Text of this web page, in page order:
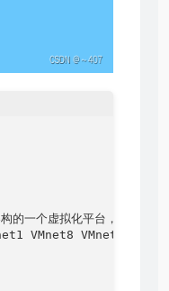
虚拟化平台，安装了一个
VMnet8 VMnet0）